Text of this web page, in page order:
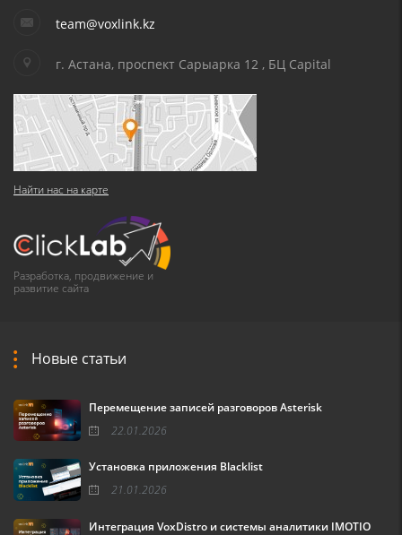
team@voxlink.kz
г. Астана, проспект Сарыарка 12 , БЦ Capital
Найти нас на карте
Разработка, продвижение и
развитие сайта
Новые статьи
Перемещение записей разговоров Asterisk
22.01.2026
Установка приложения Blacklist
21.01.2026
Интеграция VoxDistro и системы аналитики IMOTIO